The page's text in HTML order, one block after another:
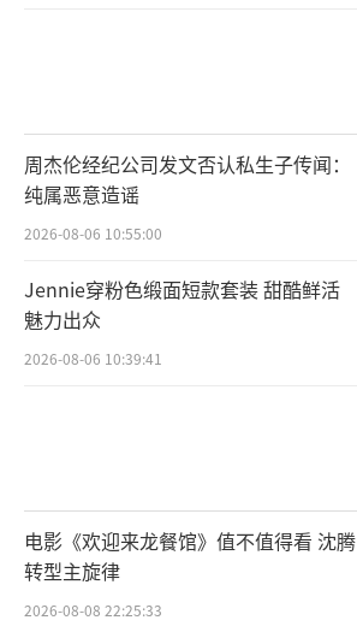
周杰伦经纪公司发文否认私生子传闻：
纯属恶意造谣
2026-08-06 10:55:00
Jennie穿粉色缎面短款套装 甜酷鲜活
魅力出众
2026-08-06 10:39:41
电影《欢迎来龙餐馆》值不值得看 沈腾
转型主旋律
2026-08-08 22:25:33